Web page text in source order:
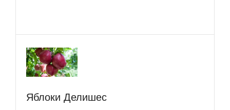
Яблоки Делишес